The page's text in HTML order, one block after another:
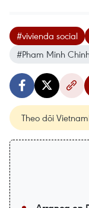
#vivienda social
#Pham Minh
Theo dõi